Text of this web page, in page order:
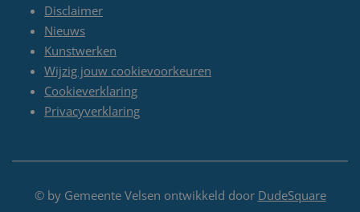
Disclaimer
Nieuws
Kunstwerken
Wijzig jouw cookievoorkeuren
Cookieverklaring
Privacyverklaring
© by Gemeente Velsen ontwikkeld door DudeSquare